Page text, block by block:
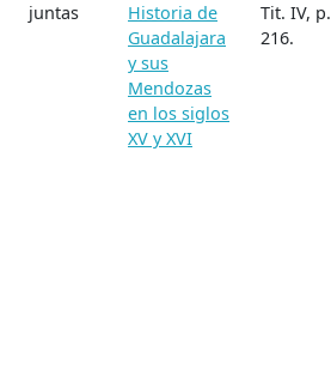
juntas
Historia de
Guadalajara
y sus
Mendozas
en los siglos
XV y XVI
Tit. IV, p.
216.